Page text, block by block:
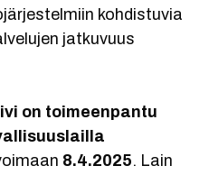
kohdistuvia
jatkuvuus
on toimeenpantu
8.4.2025. Lain